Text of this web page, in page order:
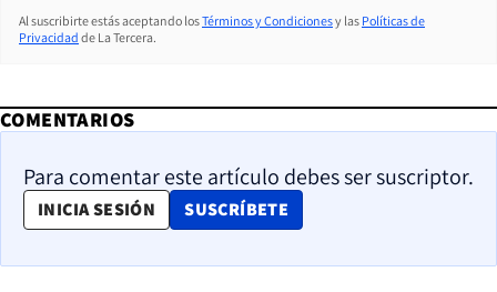
Al suscribirte estás aceptando losTérminos y Condicionesy las Políticas de
Privacidad de La Tercera.
COMENTARIOS
Para comentar este artículo debes ser suscriptor.
INICIA SESIÓN SUSCRÍBETE
OPENS IN NEW WINDOW